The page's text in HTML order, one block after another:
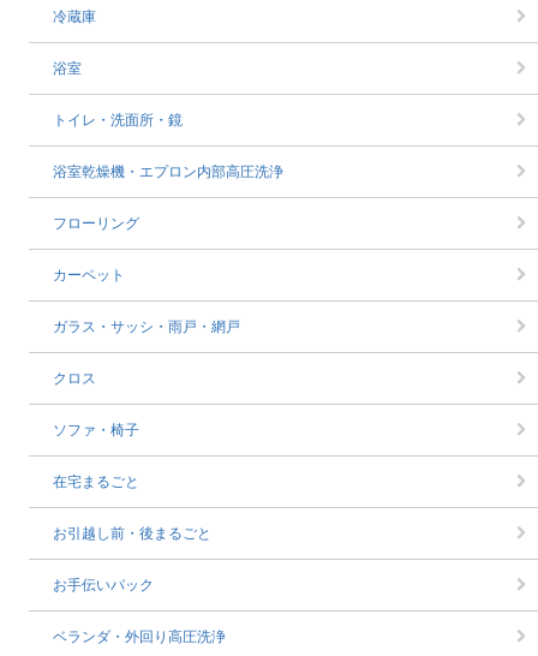
冷蔵庫
浴室
トイレ・洗面所・鏡
浴室乾燥機・エプロン内部高圧洗浄
フローリング
カーペット
ガラス・サッシ・雨戸・網戸
クロス
ソファ・椅子
在宅まるごと
お引越し前・後まるごと
お手伝いパック
ベランダ・外回り高圧洗浄